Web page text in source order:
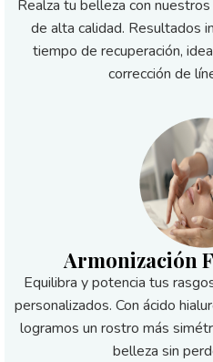
Realza tu belleza con
de alta calidad. Resultados
tiempo de recuperación,
corrección de
Armonización
Equilibra y potencia tus
personalizados. Con ácido
logramos un rostro más
belleza sin